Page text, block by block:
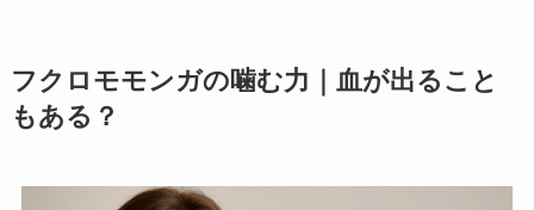
フクロモモンガの噛む力｜血が出ること
もある？